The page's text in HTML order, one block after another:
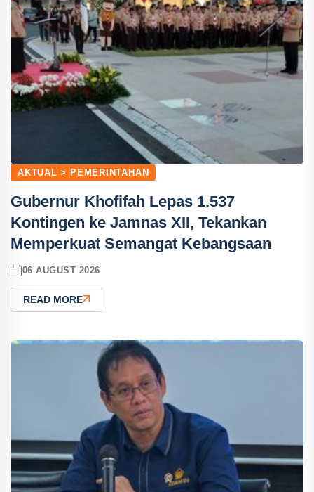
AKTUAL > PEMERINTAHAN
Gubernur Khofifah Lepas 1.537
Kontingen ke Jamnas XII, Tekankan
Memperkuat Semangat Kebangsaan
06 AUGUST 2026
READ MORE